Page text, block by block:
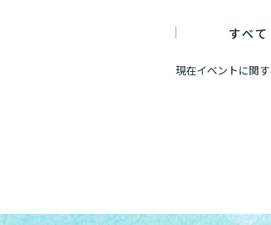
すべて
現在イベントに関